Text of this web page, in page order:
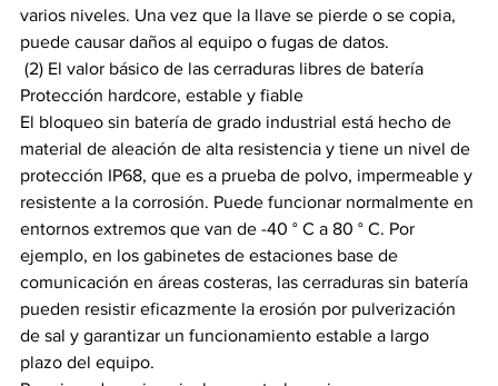
varios niveles. Una vez que la llave se pierde o se copia,
puede causar daños al equipo o fugas de datos.
(2) El valor básico de las cerraduras libres de batería
Protección hardcore, estable y fiable
El bloqueo sin batería de grado industrial está hecho de
material de aleación de alta resistencia y tiene un nivel de
protección IP68, que es a prueba de polvo, impermeable y
resistente a la corrosión. Puede funcionar normalmente en
entornos extremos que van de -40 ° C a 80 ° C. Por
ejemplo, en los gabinetes de estaciones base de
comunicación en áreas costeras, las cerraduras sin batería
pueden resistir eficazmente la erosión por pulverización
de sal y garantizar un funcionamiento estable a largo
plazo del equipo.  ​